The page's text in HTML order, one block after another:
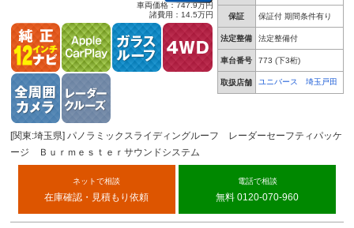
保証 保証付 期間条件有り
法定整備 法定整備付
車台番号 773 (下3桁)
取扱店舗 ユニバース 埼玉戸田
車両価格：747.9万円
諸費用：14.5万円
[関東:埼玉県] パノラミックスライディングルーフ レーダーセーフティパッケ
ージ Ｂｕｒｍｅｓｔｅｒサウンドシステム
ネットで相談
在庫確認・見積もり依頼
電話で相談
無料 0120-070-960